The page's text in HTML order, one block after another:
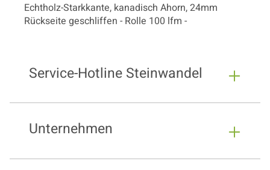
Echtholz-Starkkante, kanadisch Ahorn, 24mm
Rückseite geschliffen - Rolle 100 lfm -
Service-Hotline Steinwandel
Unternehmen